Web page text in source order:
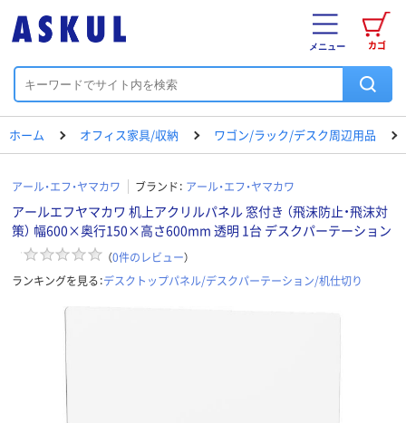
カゴ
メニュー
ホーム オフィス家具/収納 ワゴン/ラック/デスク周辺用品
アール・エフ・ヤマカワ ブランド： アール・エフ・ヤマカワ
アールエフヤマカワ 机上アクリルパネル 窓付き （飛沫防止・飛沫対
策） 幅600×奥行150×高さ600mm 透明 1台 デスクパーテーション
（0件のレビュー）
ランキングを見る：デスクトップパネル/デスクパーテーション/机仕切り